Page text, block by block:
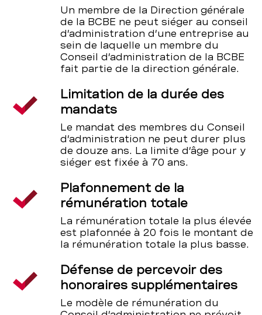
Un membre de la Direction générale
de la BCBE ne peut siéger au conseil
d’administration d’une entreprise au
sein de laquelle un membre du
Conseil d’administration de la BCBE
fait partie de la direction générale.
Limitation de la durée des
mandats
Le mandat des membres du Conseil
d’administration ne peut durer plus
de douze ans. La limite d’âge pour y
siéger est fixée à 70 ans.
Plafonnement de la
rémunération totale
La rémunération totale la plus élevée
est plafonnée à 20 fois le montant de
la rémunération totale la plus basse.
Défense de percevoir des
honoraires supplémentaires
Le modèle de rémunération du